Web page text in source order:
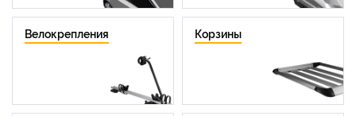
Велокрепления Корзины